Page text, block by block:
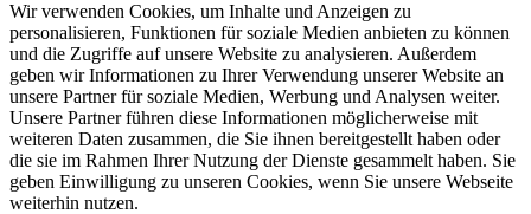
Wir verwenden Cookies, um Inhalte und Anzeigen zu
personalisieren, Funktionen für soziale Medien anbieten zu können
und die Zugriffe auf unsere Website zu analysieren. Außerdem
geben wir Informationen zu Ihrer Verwendung unserer Website an
unsere Partner für soziale Medien, Werbung und Analysen weiter.
Unsere Partner führen diese Informationen möglicherweise mit
weiteren Daten zusammen, die Sie ihnen bereitgestellt haben oder
die sie im Rahmen Ihrer Nutzung der Dienste gesammelt haben. Sie
geben Einwilligung zu unseren Cookies, wenn Sie unsere Webseite
weiterhin nutzen.